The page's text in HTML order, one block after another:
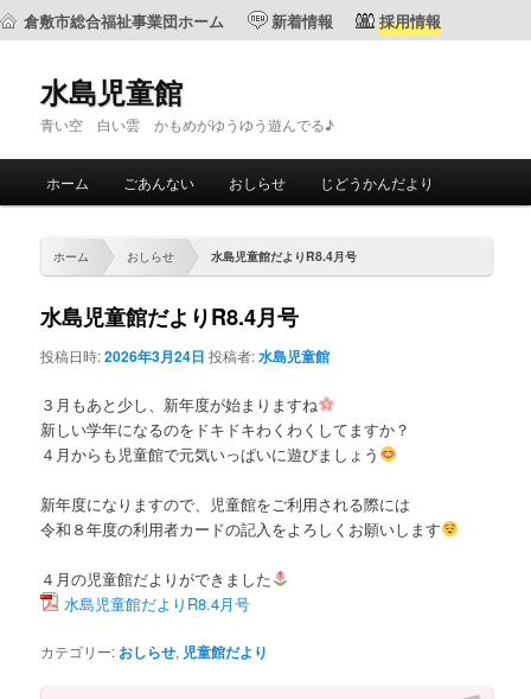
倉敷市総合福祉事業団ホーム 新着情報 採用情報
水島児童館
青い空 白い雲 かもめがゆうゆう遊んでる♪
メ
テ
ツ
へ
移
サ
ン
へ
移
動
ホーム ごあんない おしらせ じどうかんだより
ホーム おしらせ 水島児童館だよりR8.4月号
水島児童館だよりR8.4月号
投稿日時:2026年3月24日 投稿者:水島児童館
３月もあと少し、新年度が始まりますね
新しい学年になるのをドキドキわくわくしてますか？
４月からも児童館で元気いっぱいに遊びましょう
新年度になりますので、児童館をご利用される際には
令和８年度の利用者カードの記入をよろしくお願いします
４月の児童館だよりができました
水島児童館だよりR8.4月号
カテゴリー: おしらせ, 児童館だより